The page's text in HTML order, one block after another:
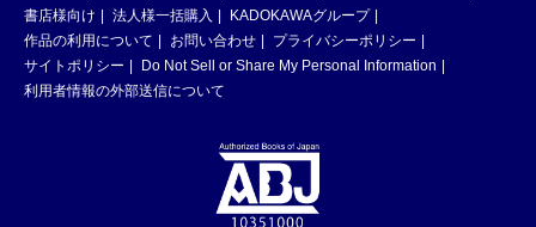
書店様向け
法人様一括購入
KADOKAWAグループ
作品の利用について
お問い合わせ
プライバシーポリシー
サイトポリシー
Do Not Sell or Share My Personal Information
利用者情報の外部送信について